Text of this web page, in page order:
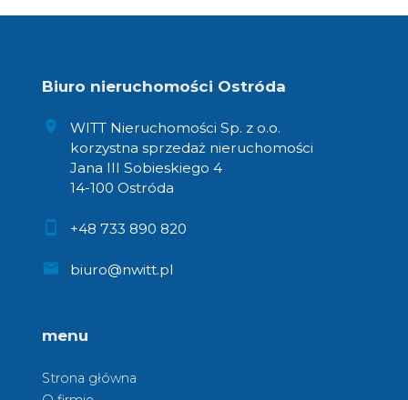
Biuro nieruchomości Ostróda
WITT Nieruchomości Sp. z o.o.
korzystna sprzedaż nieruchomości
Jana III Sobieskiego 4
14-100 Ostróda
+48 733 890 820
biuro@nwitt.pl
menu
Strona główna